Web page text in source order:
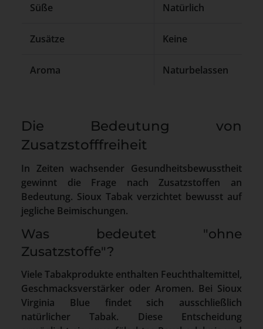
Süße Natürlich
Zusätze Keine
Aroma Naturbelassen
Die Bedeutung von
Zusatzstofffreiheit
In Zeiten wachsender Gesundheitsbewusstheit
gewinnt die Frage nach Zusatzstoffen an
Bedeutung. Sioux Tabak verzichtet bewusst auf
jegliche Beimischungen.
Was bedeutet "ohne
Zusatzstoffe"?
Viele Tabakprodukte enthalten Feuchthaltemittel,
Geschmacksverstärker oder Aromen. Bei Sioux
Virginia Blue findet sich ausschließlich
natürlicher Tabak. Diese Entscheidung